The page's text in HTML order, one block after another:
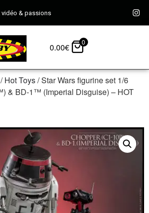
vidéo & passions
0.00€ 0
/Hot Toys/ Star Wars figurine set 1/6
& BD-1™ (Imperial Disguise) – HOT